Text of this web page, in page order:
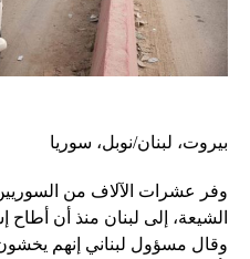
بيروت، لبنان/نوبل، سوريا
وفر عشرات الآلاف من
الشيعة، إلى لبنان منذ أن أطاح
وقال مسؤول لبناني إنهم